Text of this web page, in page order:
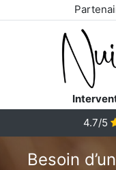
4.7/5
Besoin